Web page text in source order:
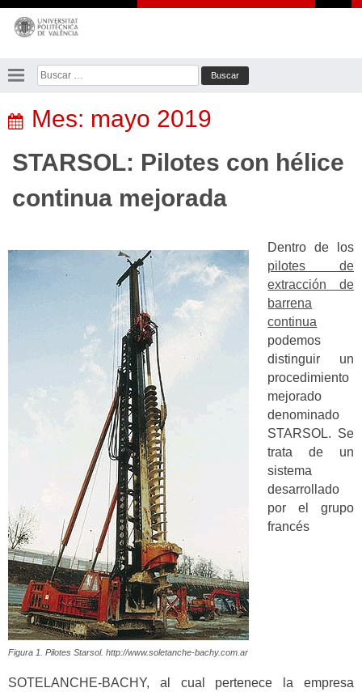
Saltar
contenido
Buscar:
Mes: mayo 2019
STARSOL: Pilotes con hélice
continua mejorada
Figura 1. Pilotes Starsol. http://www.soletanche-bachy.com.ar
Dentro de los
pilotes de
extracción de
barrena
continua
podemos
distinguir un
procedimiento
mejorado
denominado
STARSOL. Se
trata de un
sistema
desarrollado
por el grupo
francés
SOTELANCHE-BACHY, al cual pertenece la empresa